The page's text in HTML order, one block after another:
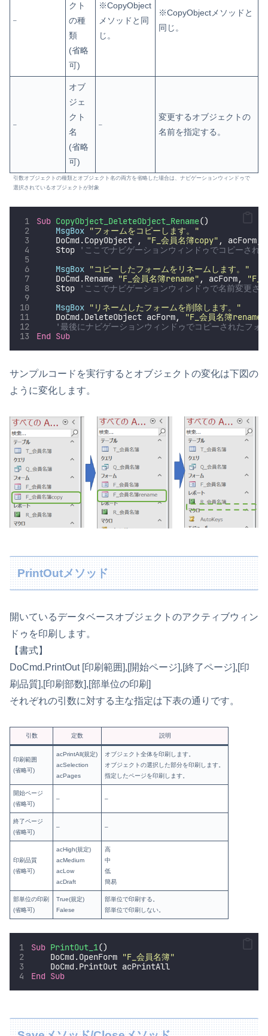
–
クト
の種
類
(省略
可)
※CopyObject
メソッドと同
じ。
※CopyObjectメソッドと
同じ。
–
オブ
ジェ
クト
名
(省略
可)
–
変更するオブジェクトの
名前を指定する。
引数オブジェクトの種類とオブジェクト名の両方を省略した場合は、ナビゲーションウィンドゥで
選択されているオブジェクトが対象
Sub CopyObject_DeleteObject_Rename()
MsgBox "フォームをコピーします。
"
    DoCmd.CopyObject ,
"F_会員名簿copy" , acForm,
    Stop
'ここでナビゲーションウィンドゥでコピーされ
MsgBox "コピーしたフォームをリネームします。
"
    DoCmd.Rename
"F_会員名簿rename" , acForm, "F_
    Stop
'ここでナビゲーションウィンドゥで名前変更さ
MsgBox " リネームしたフォームを削除します。
"
    DoCmd.DeleteObject acForm,
"F_会員名簿rename
'最後にナビゲーションウィンドゥでコピーされたフォ
End Sub
サンプルコードを実行するとオブジェクトの変化は下図の
ように変化します。
PrintOutメソッド
開いているデータベースオブジェクトのアクティブウィン
ドゥを印刷します。
【書式】
DoCmd.PrintOut [印刷範囲],[開始ページ],[終了ページ],[印
刷品質],[印刷部数],[部単位の印刷]
それぞれの引数に対する主な指定は下表の通りです。
引数 定数 説明
印刷範囲
(省略可)
acPrintAll(規定)
acSelection
acPages
オブジェクト全体を印刷します。
オブジェクトの選択した部分を印刷します。
指定したページを印刷します。
開始ページ
(省略可)
– –
終了ページ
(省略可)
– –
印刷品質
(省略可)
acHigh(規定)
acMedium
acLow
acDraft
高
中
低
簡易
部単位の印刷
(省略可)
True(規定)
Falese
部単位で印刷する。
部単位で印刷しない。
Sub PrintOut_1()
    DoCmd.OpenForm
"F_会員名簿"
    DoCmd.PrintOut acPrintAll
End Sub